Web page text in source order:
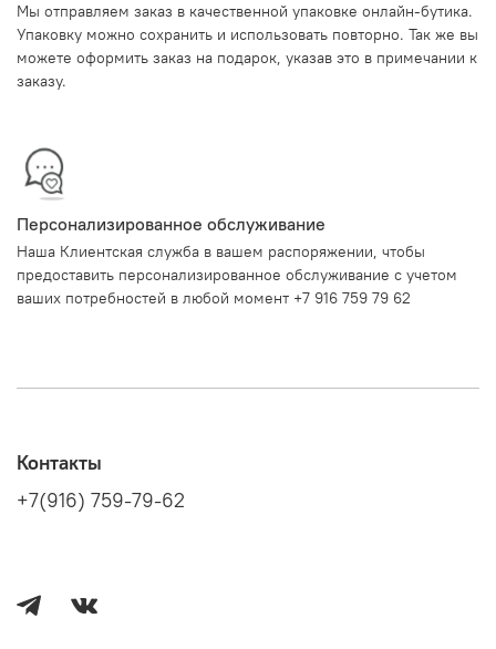
Мы отправляем заказ в качественной упаковке онлайн-бутика.
Упаковку можно сохранить и использовать повторно. Так же вы
можете оформить заказ на подарок, указав это в примечании к
заказу.
Персонализированное обслуживание
Наша Клиентская служба в вашем распоряжении, чтобы
предоставить персонализированное обслуживание с учетом
ваших потребностей в любой момент +7 916 759 79 62
Контакты
+7(916) 759-79-62